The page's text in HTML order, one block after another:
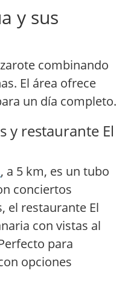
y sus
combinando
El área ofrece
un día completo.
y restaurante El
, a 5 km, es un tubo
conciertos
el restaurante El
con vistas al
para
opciones